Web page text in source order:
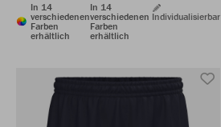
In 14
verschiedenen
Farben
erhältlich
In 14
verschiedenen
Farben
erhältlich
Individualisierbar